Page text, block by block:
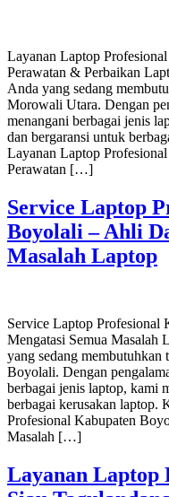
Layanan Laptop
Perawatan & Perbaikan
Anda yang sedang
Morowali Utara. Dengan
menangani berbagai jenis
dan bergaransi untuk
Layanan Laptop
Perawatan […]
Service Laptop
Boyolali – Ahli
Masalah Laptop
Service Laptop
Mengatasi Semua Masalah
yang sedang membutuhkan
Boyolali. Dengan
berbagai jenis laptop, kami
berbagai kerusakan laptop.
Profesional Kabupaten
Masalah […]
Layanan Laptop